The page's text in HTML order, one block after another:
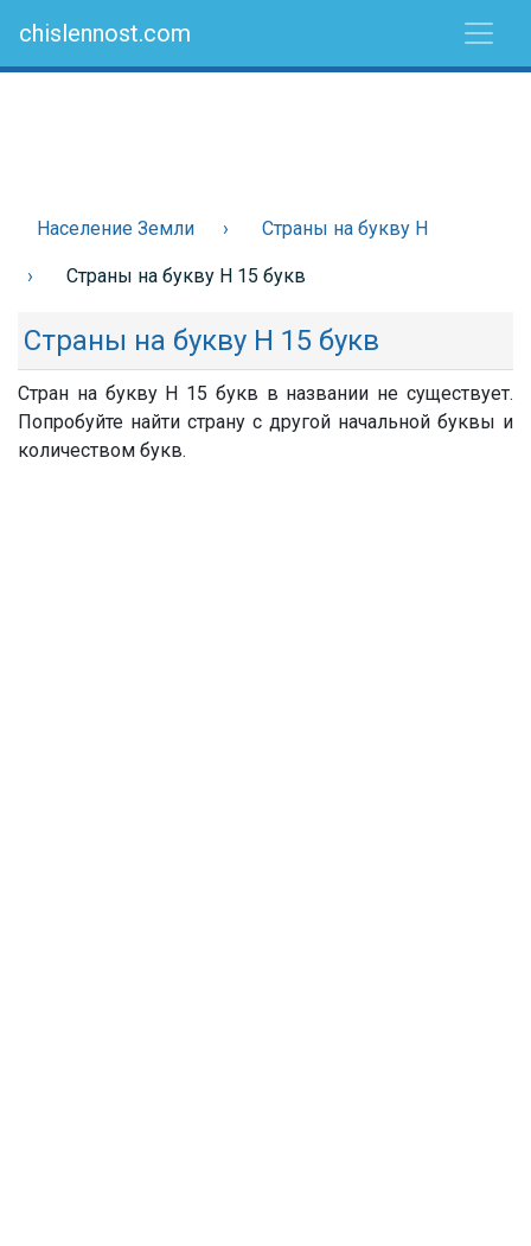
chislennost.com
Население Земли Страны на букву Н
Страны на букву Н 15 букв
Страны на букву Н 15 букв
Стран на букву Н 15 букв в названии не существует.
Попробуйте найти страну с другой начальной буквы и
количеством букв.